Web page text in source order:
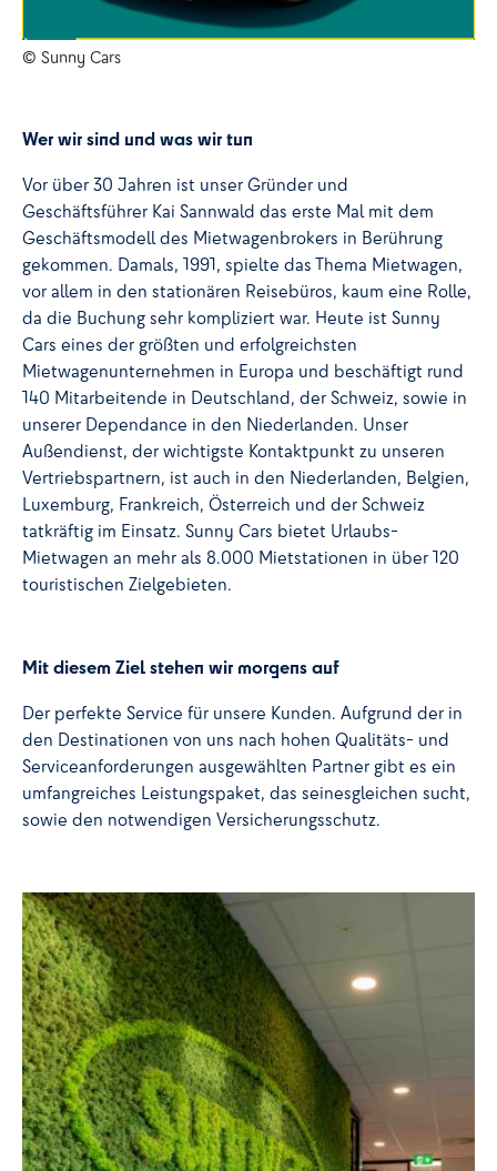
© Sunny Cars
Wer wir sind und was wir tun
Vor über 30 Jahren ist unser Gründer und
Geschäftsführer Kai Sannwald das erste Mal mit dem
Geschäftsmodell des Mietwagenbrokers in Berührung
gekommen. Damals, 1991, spielte das Thema Mietwagen,
vor allem in den stationären Reisebüros, kaum eine Rolle,
da die Buchung sehr kompliziert war. Heute ist Sunny
Cars eines der größten und erfolgreichsten
Mietwagenunternehmen in Europa und beschäftigt rund
140 Mitarbeitende in Deutschland, der Schweiz, sowie in
unserer Dependance in den Niederlanden. Unser
Außendienst, der wichtigste Kontaktpunkt zu unseren
Vertriebspartnern, ist auch in den Niederlanden, Belgien,
Luxemburg, Frankreich, Österreich und der Schweiz
tatkräftig im Einsatz. Sunny Cars bietet Urlaubs-
Mietwagen an mehr als 8.000 Mietstationen in über 120
touristischen Zielgebieten.
Mit diesem Ziel stehen wir morgens auf
Der perfekte Service für unsere Kunden. Aufgrund der in
den Destinationen von uns nach hohen Qualitäts- und
Serviceanforderungen ausgewählten Partner gibt es ein
umfangreiches Leistungspaket, das seinesgleichen sucht,
sowie den notwendigen Versicherungsschutz.